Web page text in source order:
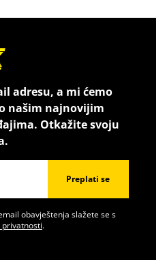
adresu, a mi ćemo
našim najnovijim
Otkažite svoju
Preplati se
obavještenja slažete se s
privatnosti.